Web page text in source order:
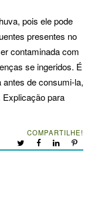
pois ele pode
presentes no
contaminada com
se ingeridos. É
de consumi-la,
para
COMPARTILHE!